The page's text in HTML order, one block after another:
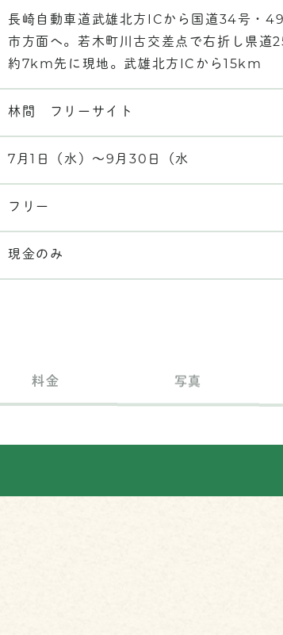
長崎自動車道武雄北方ICから国道34号・
市方面へ。若木町川古交差点で右折し県道
約7km先に現地。武雄北方ICから15km
林間 フリーサイト
7月1日（水）～9月30日（水
フリー
現金のみ
料金 写真